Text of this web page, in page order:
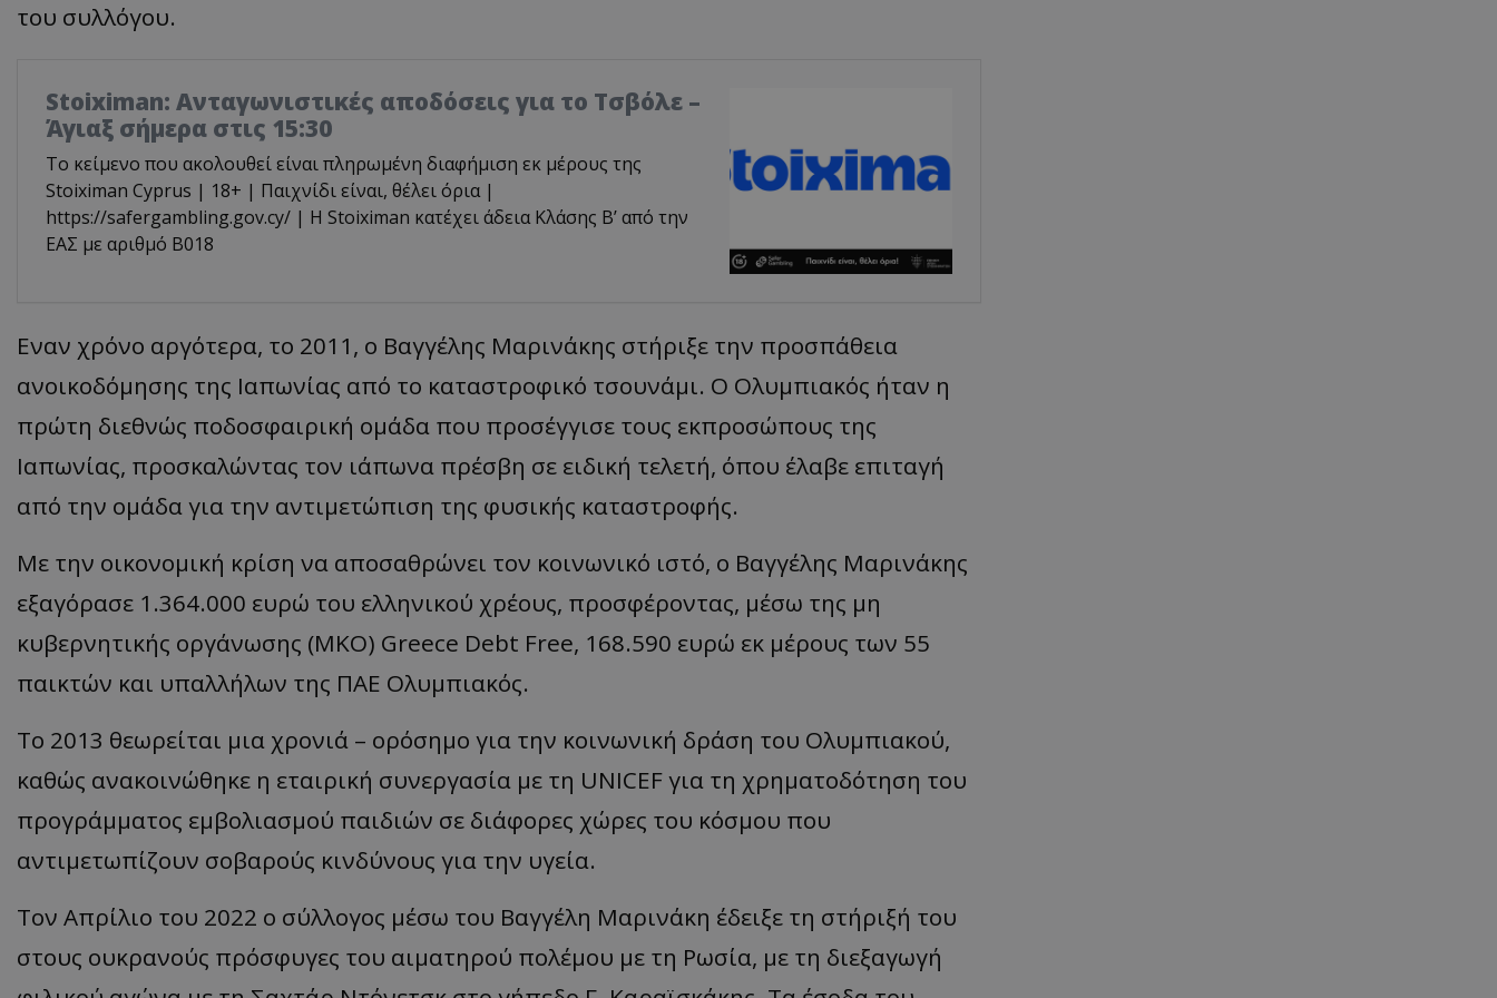
του συλλόγου.
Stoiximan: Ανταγωνιστικές αποδόσεις για το Τσβόλε –
Άγιαξ σήμερα στις 15:30
Το κείμενο που ακολουθεί είναι πληρωμένη διαφήμιση εκ μέρους της
Stoiximan Cyprus | 18+ | Παιχνίδι είναι, θέλει όρια |
https://safergambling.gov.cy/ | Η Stoiximan κατέχει άδεια Κλάσης Β’ από την
ΕΑΣ με αριθμό B018
Εναν χρόνο αργότερα, το 2011, ο Βαγγέλης Μαρινάκης στήριξε την προσπάθεια
ανοικοδόμησης της Ιαπωνίας από το καταστροφικό τσουνάμι. Ο Ολυμπιακός ήταν η
πρώτη διεθνώς ποδοσφαιρική ομάδα που προσέγγισε τους εκπροσώπους της
Ιαπωνίας, προσκαλώντας τον ιάπωνα πρέσβη σε ειδική τελετή, όπου έλαβε επιταγή
από την ομάδα για την αντιμετώπιση της φυσικής καταστροφής.
Με την οικονομική κρίση να αποσαθρώνει τον κοινωνικό ιστό, ο Βαγγέλης Μαρινάκης
εξαγόρασε 1.364.000 ευρώ του ελληνικού χρέους, προσφέροντας, μέσω της μη
κυβερνητικής οργάνωσης (ΜΚΟ) Greece Debt Free, 168.590 ευρώ εκ μέρους των 55
παικτών και υπαλλήλων της ΠΑΕ Ολυμπιακός.
Το 2013 θεωρείται μια χρονιά – ορόσημο για την κοινωνική δράση του Ολυμπιακού,
καθώς ανακοινώθηκε η εταιρική συνεργασία με τη UNICEF για τη χρηματοδότηση του
προγράμματος εμβολιασμού παιδιών σε διάφορες χώρες του κόσμου που
αντιμετωπίζουν σοβαρούς κινδύνους για την υγεία.
Τον Απρίλιο του 2022 ο σύλλογος μέσω του Βαγγέλη Μαρινάκη έδειξε τη στήριξή του
στους ουκρανούς πρόσφυγες του αιματηρού πολέμου με τη Ρωσία, με τη διεξαγωγή